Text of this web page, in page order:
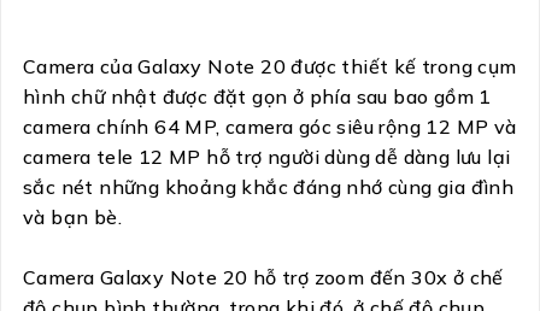
Camera của Galaxy Note 20 được thiết kế trong cụm
hình chữ nhật được đặt gọn ở phía sau bao gồm 1
camera chính 64 MP, camera góc siêu rộng 12 MP và
camera tele 12 MP hỗ trợ người dùng dễ dàng lưu lại
sắc nét những khoảng khắc đáng nhớ cùng gia đình
và bạn bè.
Camera Galaxy Note 20 hỗ trợ zoom đến 30x ở chế